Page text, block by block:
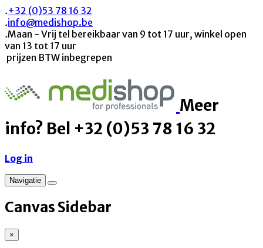
.+32 (0)53 78 16 32
.info@medishop.be
.Maan - Vrij tel bereikbaar van 9 tot 17 uur, winkel open
van 13 tot 17 uur
prijzen BTW inbegrepen
Meer
info? Bel +32 (0)53 78 16 32
Log in
Navigatie
Canvas Sidebar
×